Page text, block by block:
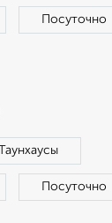
Посуточно
Таунхаусы
Посуточно